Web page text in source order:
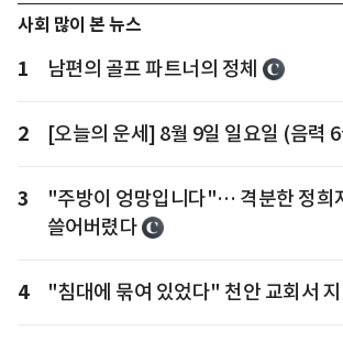
사회 많이 본 뉴스
1 남편의 골프 파트너의 정체
2 [오늘의 운세] 8월 9일 일요일 (음력
3
"주방이 엉망입니다"… 격분한 정희
쓸어버렸다
4 "침대에 묶여 있었다" 천안 교회서